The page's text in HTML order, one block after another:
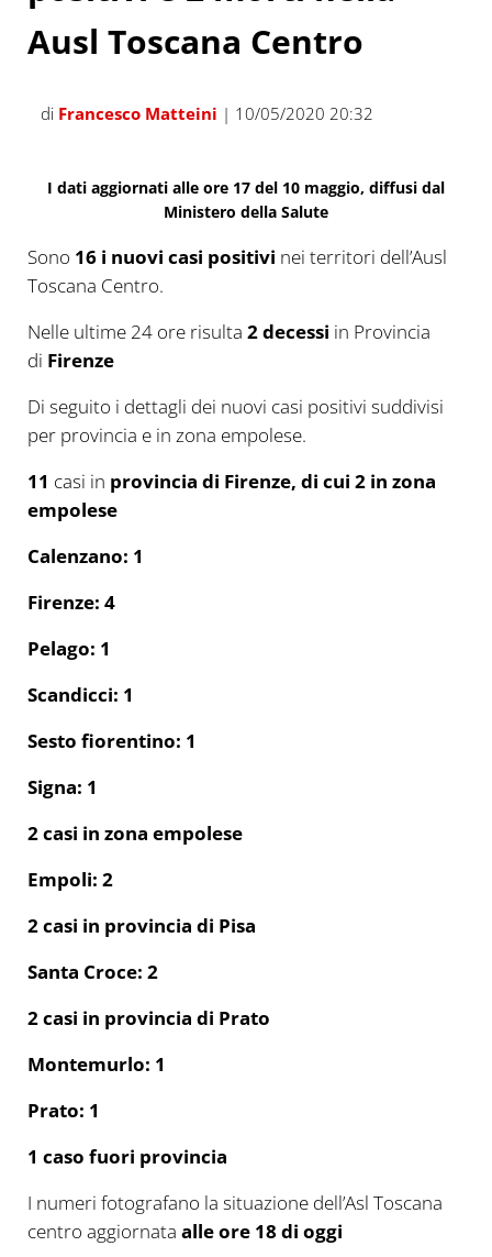
Ausl Toscana Centro
di Francesco Matteini | 10/05/2020 20:32
I dati aggiornati alle ore 17 del 10 maggio, diffusi dal
Ministero della Salute
Sono 16 i nuovi casi positivi nei territori dell’Ausl
Toscana Centro.
Nelle ultime 24 ore risulta 2 decessi in Provincia
di Firenze
Di seguito i dettagli dei nuovi casi positivi suddivisi
per provincia e in zona empolese.
11 casi in provincia di Firenze, di cui 2 in zona
empolese
Calenzano: 1
Firenze: 4
Pelago: 1
Scandicci: 1
Sesto fiorentino: 1
Signa: 1
2 casi in zona empolese
Empoli: 2
2 casi in provincia di Pisa
Santa Croce: 2
2 casi in provincia di Prato
Montemurlo: 1
Prato: 1
1 caso fuori provincia
I numeri fotografano la situazione dell’Asl Toscana
centro aggiornata alle ore 18 di oggi